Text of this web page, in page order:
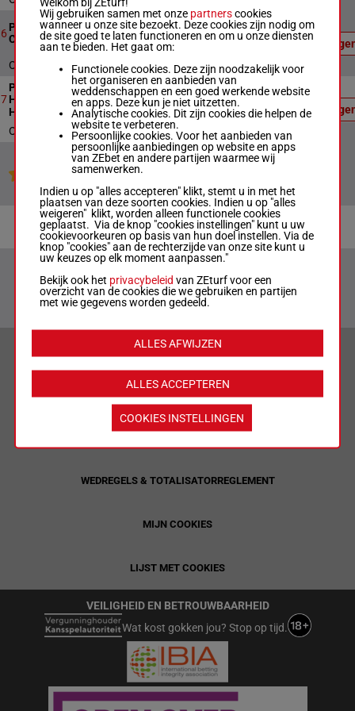
6 Prix Cameron Industrial
Commercial Handicap
61400m11:45
Officiële
uitslag:
6 - 5 - 2
Officiële uitslag : 6 - 5 - 2 - 3
7
Prix Ladbrokes Sky
Heights Stayers Series
Heat 2
8 2000m12:15 uitslag:
- 11
Officiële uitslag : 3 - 2 - 5 - 11
Jouw favoriete paarden
VERANTWOORD WEDDEN & PRIVACYVERKLARING
WEDREGELS & TOTALISATORREGLEMENT
MIJN COOKIES
LIJST MET COOKIES
VEILIGHEID EN BETROUWBAARHEID
Wat kost gokken jou? Stop op tijd.
Wij gebruiken samen met onze partnerscookies
wanneer u onze site bezoekt. Deze cookies zijn nodig om
de site goed te laten functioneren en om u onze diensten
aan te bieden. Het gaat om:
Functionele cookies. Deze zijn noodzakelijk voor
het organiseren en aanbieden van
weddenschappen en een goed werkende website
en apps. Deze kun je niet uitzetten.
Analytische cookies. Dit zijn cookies die helpen de
website te verbeteren.
Persoonlijke cookies. Voor het aanbieden van
persoonlijke aanbiedingen op website en apps
van ZEbet en andere partijen waarmee wij
samenwerken.
Indien u op "alles accepteren" klikt, stemt u in met het
plaatsen van deze soorten cookies. Indien u op "alles
weigeren" klikt, worden alleen functionele cookies
geplaatst. Via de knop "cookies instellingen" kunt u uw
cookievoorkeuren op basis van hun doel instellen. Via de
knop "cookies" aan de rechterzijde van onze site kunt u
uw keuzes op elk moment aanpassen."
Bekijk ook het privacybeleid van ZEturf voor een
overzicht van de cookies die we gebruiken en partijen
met wie gegevens worden gedeeld.
ALLES ACCEPTEREN
ALLES AFWIJZEN
COOKIES INSTELLINGEN